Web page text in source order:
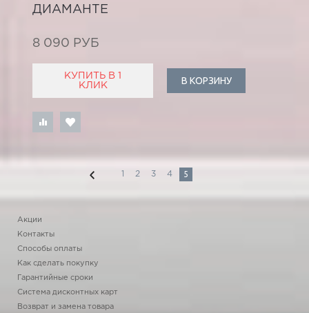
ДИАМАНТЕ
8 090 РУБ
КУПИТЬ В 1
КЛИК
В КОРЗИНУ
1 2 3 4 5
Акции
Контакты
Способы оплаты
Как сделать покупку
Гарантийные сроки
Система дисконтных карт
Возврат и замена товара